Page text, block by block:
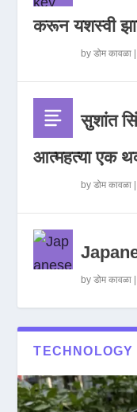
करून यशस्वी
byडोम कावळा
सुशांत
आत्महत्या एक
byडोम कावळा
byडोम कावळा
TECHNOLOGY